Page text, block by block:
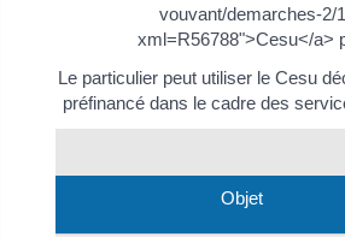
vouvant/demarches-2/
xml=R56788">Cesu</a>
Le particulier peut utiliser le Cesu
préfinancé dans le cadre des
Objet